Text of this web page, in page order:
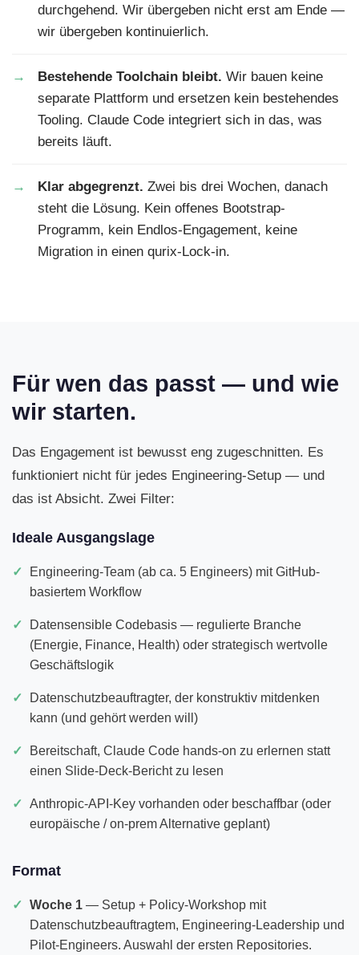
durchgehend. Wir übergeben nicht erst am Ende —
wir übergeben kontinuierlich.
Bestehende Toolchain bleibt. Wir bauen keine
separate Plattform und ersetzen kein bestehendes
Tooling. Claude Code integriert sich in das, was
bereits läuft.
Klar abgegrenzt. Zwei bis drei Wochen, danach
steht die Lösung. Kein offenes Bootstrap-
Programm, kein Endlos-Engagement, keine
Migration in einen qurix-Lock-in.
Für wen das passt — und wie
wir starten.
Das Engagement ist bewusst eng zugeschnitten. Es
funktioniert nicht für jedes Engineering-Setup — und
das ist Absicht. Zwei Filter:
Ideale Ausgangslage
Engineering-Team (ab ca. 5 Engineers) mit GitHub-
basiertem Workflow
Datensensible Codebasis — regulierte Branche
(Energie, Finance, Health) oder strategisch wertvolle
Geschäftslogik
Datenschutzbeauftragter, der konstruktiv mitdenken
kann (und gehört werden will)
Bereitschaft, Claude Code hands-on zu erlernen statt
einen Slide-Deck-Bericht zu lesen
Anthropic-API-Key vorhanden oder beschaffbar (oder
europäische / on-prem Alternative geplant)
Format
Woche 1 — Setup + Policy-Workshop mit
Datenschutzbeauftragtem, Engineering-Leadership und
Pilot-Engineers. Auswahl der ersten Repositories.